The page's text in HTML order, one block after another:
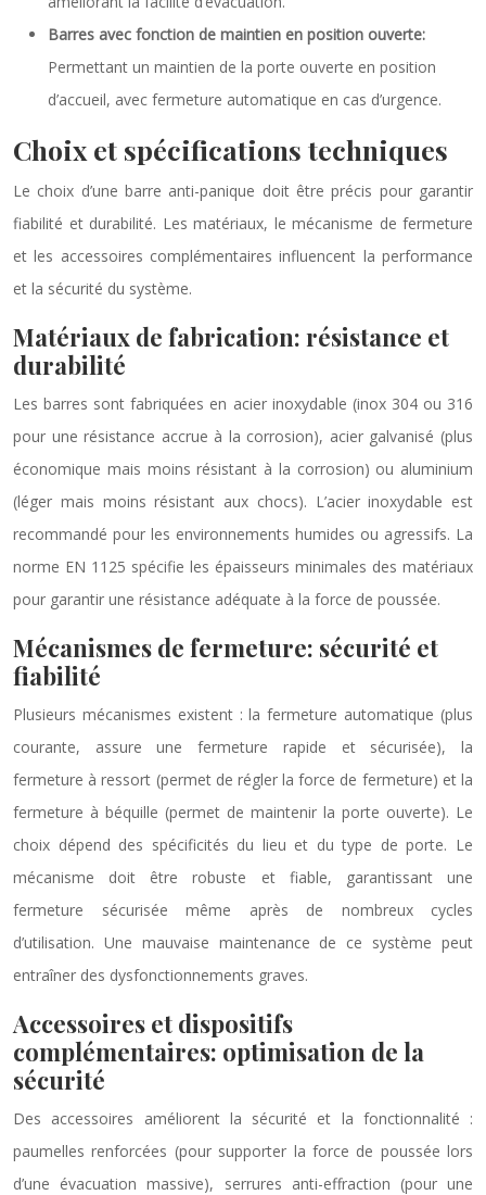
Barres avec fonction de maintien en position ouverte:
Permettant un maintien de la porte ouverte en position
d’accueil, avec fermeture automatique en cas d’urgence.
Choix et spécifications techniques
Le choix d’une barre anti-panique doit être précis pour garantir
fiabilité et durabilité. Les matériaux, le mécanisme de fermeture
et les accessoires complémentaires influencent la performance
et la sécurité du système.
Matériaux de fabrication: résistance et
durabilité
Les barres sont fabriquées en acier inoxydable (inox 304 ou 316
pour une résistance accrue à la corrosion), acier galvanisé (plus
économique mais moins résistant à la corrosion) ou aluminium
(léger mais moins résistant aux chocs). L’acier inoxydable est
recommandé pour les environnements humides ou agressifs. La
norme EN 1125 spécifie les épaisseurs minimales des matériaux
pour garantir une résistance adéquate à la force de poussée.
Mécanismes de fermeture: sécurité et
fiabilité
Plusieurs mécanismes existent : la fermeture automatique (plus
courante, assure une fermeture rapide et sécurisée), la
fermeture à ressort (permet de régler la force de fermeture) et la
fermeture à béquille (permet de maintenir la porte ouverte). Le
choix dépend des spécificités du lieu et du type de porte. Le
mécanisme doit être robuste et fiable, garantissant une
fermeture sécurisée même après de nombreux cycles
d’utilisation. Une mauvaise maintenance de ce système peut
entraîner des dysfonctionnements graves.
Accessoires et dispositifs
complémentaires: optimisation de la
sécurité
Des accessoires améliorent la sécurité et la fonctionnalité :
paumelles renforcées (pour supporter la force de poussée lors
d’une évacuation massive), serrures anti-effraction (pour une